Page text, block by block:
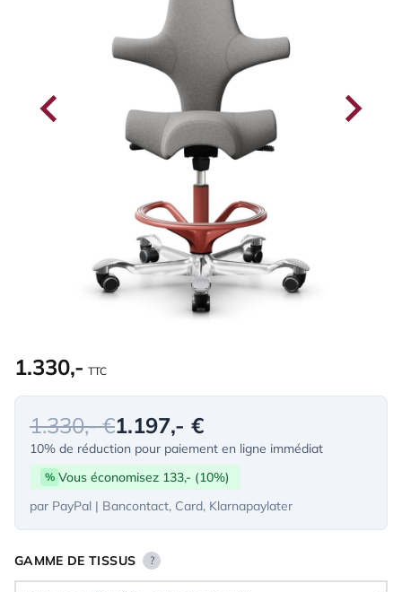
1.330,- TTC
1.330,- €1.197,- €
10% de réduction pour paiement en ligne immédiat
% Vous économisez 133,- (10%)
par PayPal | Bancontact, Card, Klarnapaylater
GAMME DE TISSUS ?